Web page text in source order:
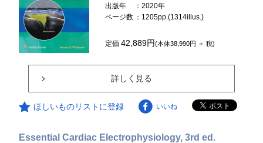
出版年
：2020年
ページ数 ：1205pp.(1314illus.)
定価42,889円(本体38,990円 ＋ 税)
詳しく見る
ほしいものリストに登録 いいね
Essential Cardiac Electrophysiology, 3rd ed.